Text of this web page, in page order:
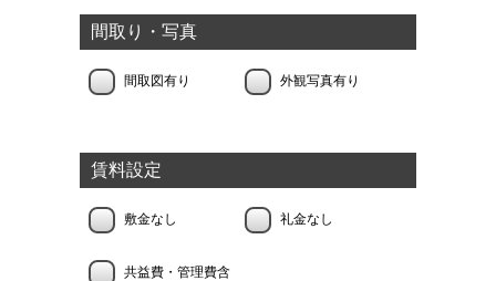
間取り・写真
間取図有り 外観写真有り
賃料設定
敷金なし 礼金なし
共益費・管理費含